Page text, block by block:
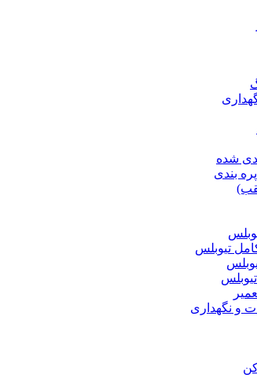
شده
بندی
تیوبلس
و نگهداری